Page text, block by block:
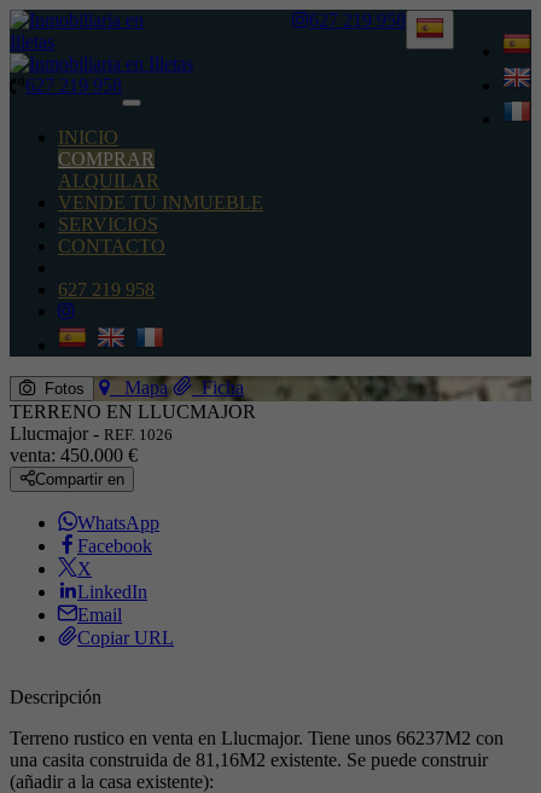
627 219 958
627 219 958
Toggle
INICIO
COMPRAR
ALQUILAR
VENDE TU INMUEBLE
SERVICIOS
CONTACTO
627 219 958
Fotos Mapa
Ficha
TERRENO EN LLUCMAJOR
Llucmajor - REF. 1026
venta: 450.000 €
Compartir en
WhatsApp
Facebook
X
LinkedIn
Email
Copiar URL
Descripción
Terreno rustico en venta en Llucmajor. Tiene unos 66237M2 con
una casita construida de 81,16M2 existente. Se puede construir
(añadir a la casa existente):